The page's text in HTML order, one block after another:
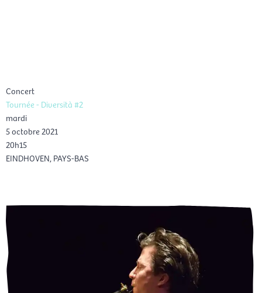
Concert
Tournée - Diversità #2
mardi
5 octobre 2021
20h15
EINDHOVEN, PAYS-BAS